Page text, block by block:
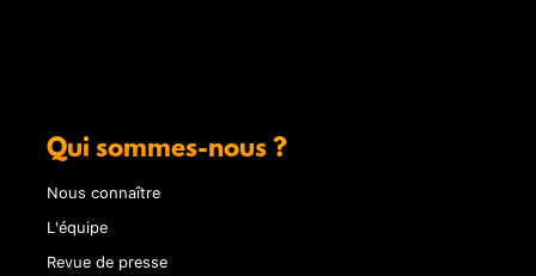
Qui sommes-nous ?
Nous connaître
L'équipe
Revue de presse